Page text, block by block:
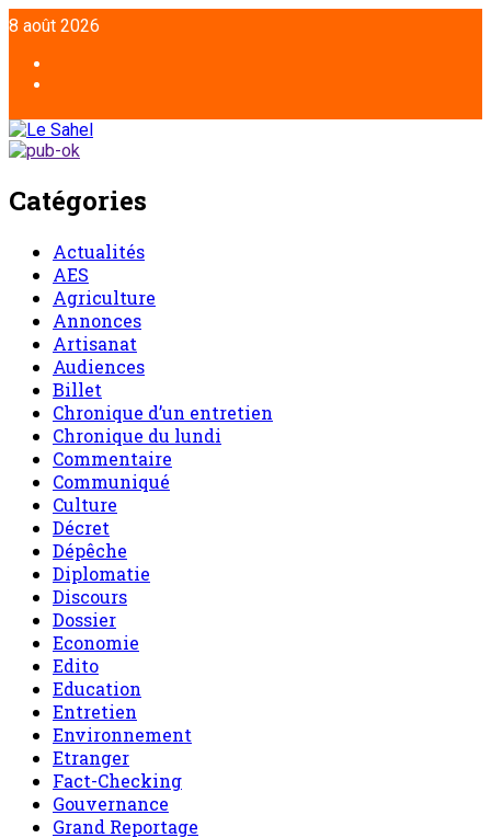
8 août 2026
Catégories
Actualités
AES
Agriculture
Annonces
Artisanat
Audiences
Billet
Chronique d’un entretien
Chronique du lundi
Commentaire
Communiqué
Culture
Décret
Dépêche
Diplomatie
Discours
Dossier
Economie
Edito
Education
Entretien
Environnement
Etranger
Fact-Checking
Gouvernance
Grand Reportage